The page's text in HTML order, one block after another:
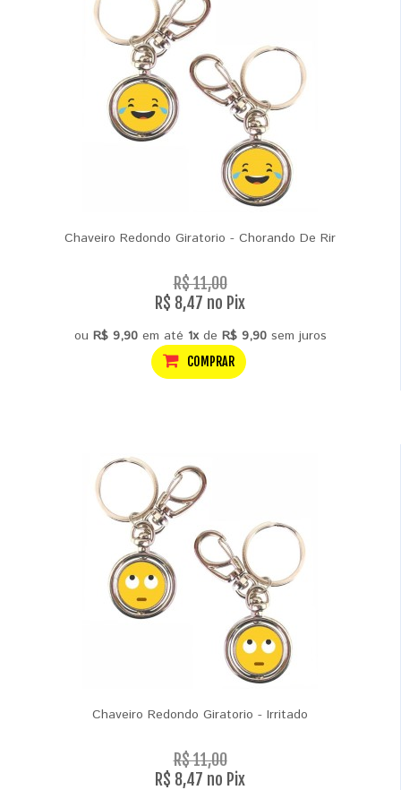
Chaveiro Redondo Giratorio - Chorando De Rir
R$ 11,00
R$ 8,47 no Pix
ou R$ 9,90em até 1xde R$ 9,90sem juros
COMPRAR
Chaveiro Redondo Giratorio - Irritado
R$ 11,00
R$ 8,47 no Pix